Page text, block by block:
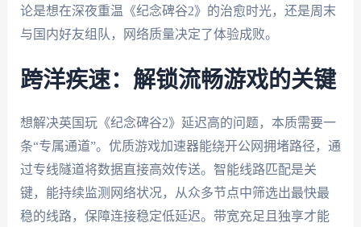
论是想在深夜重温《纪念碑谷2》的治愈时光，还是周末
与国内好友组队，网络质量决定了体验成败。
跨洋疾速：解锁流畅游戏的关键
想解决英国玩《纪念碑谷2》延迟高的问题，本质需要一
条“专属通道”。优质游戏加速器能绕开公网拥堵路径，通
过专线隧道将数据直接高效传送。智能线路匹配是关
键，能持续监测网络状况，从众多节点中筛选出最快最
稳的线路，保障连接稳定低延迟。带宽充足且独享才能